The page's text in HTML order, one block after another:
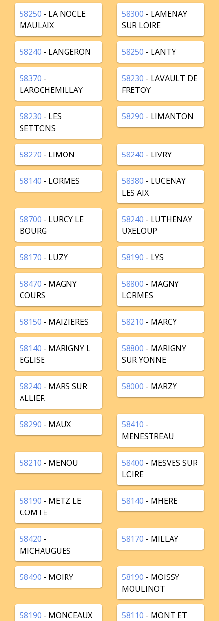
58250 - LA NOCLE
MAULAIX
58300 - LAMENAY
SUR LOIRE
58240 - LANGERON 58250 - LANTY
58370 -
LAROCHEMILLAY
58230 - LAVAULT DE
FRETOY
58230 - LES
SETTONS
58290 - LIMANTON
58270 - LIMON 58240 - LIVRY
58140 - LORMES 58380 - LUCENAY
LES AIX
58700 - LURCY LE
BOURG
58240 - LUTHENAY
UXELOUP
58170 - LUZY 58190 - LYS
58470 - MAGNY
COURS
58800 - MAGNY
LORMES
58150 - MAIZIERES 58210 - MARCY
58140 - MARIGNY L
EGLISE
58800 - MARIGNY
SUR YONNE
58240 - MARS SUR
ALLIER
58000 - MARZY
58290 - MAUX 58410 -
MENESTREAU
58210 - MENOU 58400 - MESVES SUR
LOIRE
58190 - METZ LE
COMTE
58140 - MHERE
58420 -
MICHAUGUES
58170 - MILLAY
58490 - MOIRY 58190 - MOISSY
MOULINOT
58190 - MONCEAUX
58110 - MONT ET